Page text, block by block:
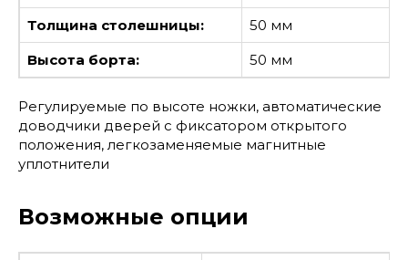
Толщина столешницы:
50 мм
Высота борта:
50 мм
Регулируемые по высоте ножки, автоматические
доводчики дверей с фиксатором открытого
положения, легкозаменяемые магнитные
уплотнители
Возможные опции